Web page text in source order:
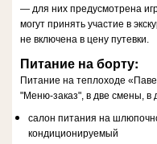
— для них предусмотрена
могут принять участие в
не включена в цену путевки.
Питание на борту:
Питание на теплоходе
"Меню-заказ", в две смены, в
салон питания на
кондиционируемый